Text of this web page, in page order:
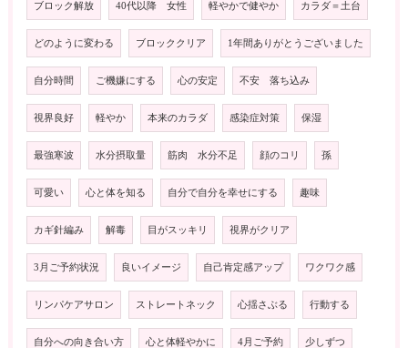
ブロック解放 40代以降 女性 軽やかで健やか カラダ＝土台
どのように変わる ブロッククリア 1年間ありがとうございました
自分時間 ご機嫌にする 心の安定 不安 落ち込み
視界良好 軽やか 本来のカラダ 感染症対策 保湿
最強寒波 水分摂取量 筋肉 水分不足 顔のコリ 孫
可愛い 心と体を知る 自分で自分を幸せにする 趣味
カギ針編み 解毒 目がスッキリ 視界がクリア
3月ご予約状況 良いイメージ 自己肯定感アップ ワクワク感
リンパケアサロン ストレートネック 心揺さぶる 行動する
自分への向き合い方 心と体軽やかに 4月ご予約 少しずつ